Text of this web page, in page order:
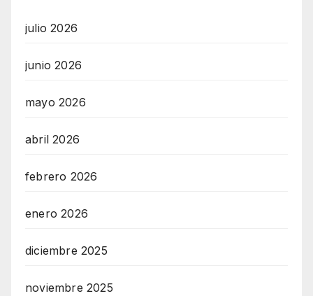
julio 2026
junio 2026
mayo 2026
abril 2026
febrero 2026
enero 2026
diciembre 2025
noviembre 2025